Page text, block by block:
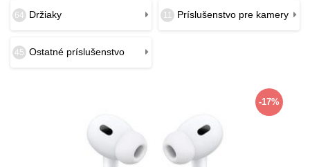
64 Držiaky 11 Príslušenstvo pre kamery
45 Ostatné príslušenstvo
-17%